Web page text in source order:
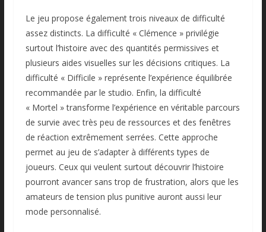
Le jeu propose également trois niveaux de difficulté
assez distincts. La difficulté « Clémence » privilégie
surtout l’histoire avec des quantités permissives et
plusieurs aides visuelles sur les décisions critiques. La
difficulté « Difficile » représente l’expérience équilibrée
recommandée par le studio. Enfin, la difficulté
« Mortel » transforme l’expérience en véritable parcours
de survie avec très peu de ressources et des fenêtres
de réaction extrêmement serrées. Cette approche
permet au jeu de s’adapter à différents types de
joueurs. Ceux qui veulent surtout découvrir l’histoire
pourront avancer sans trop de frustration, alors que les
amateurs de tension plus punitive auront aussi leur
mode personnalisé.